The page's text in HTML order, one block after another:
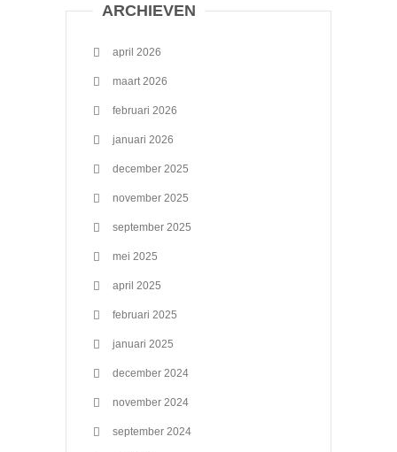
ARCHIEVEN
april 2026
maart 2026
februari 2026
januari 2026
december 2025
november 2025
september 2025
mei 2025
april 2025
februari 2025
januari 2025
december 2024
november 2024
september 2024